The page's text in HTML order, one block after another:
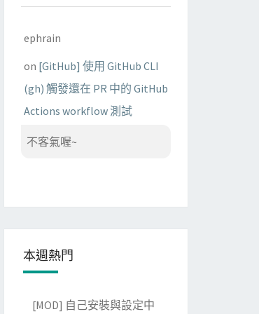
ephrain
on [GitHub] 使用 GitHub CLI
(gh) 觸發還在 PR 中的 GitHub
Actions workflow 測試
不客氣喔~
本週熱門
[MOD] 自己安裝與設定中